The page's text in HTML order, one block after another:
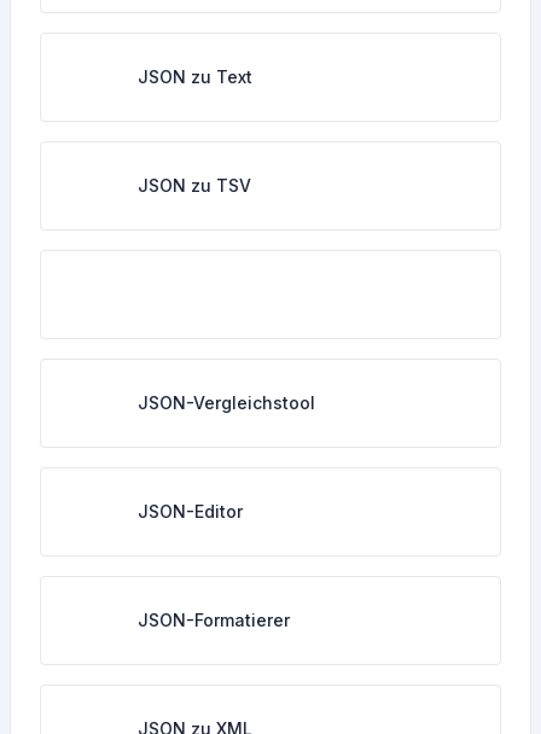
JSON zu Text
JSON zu TSV
JSON-Vergleichstool
JSON-Editor
JSON-Formatierer
JSON zu XML